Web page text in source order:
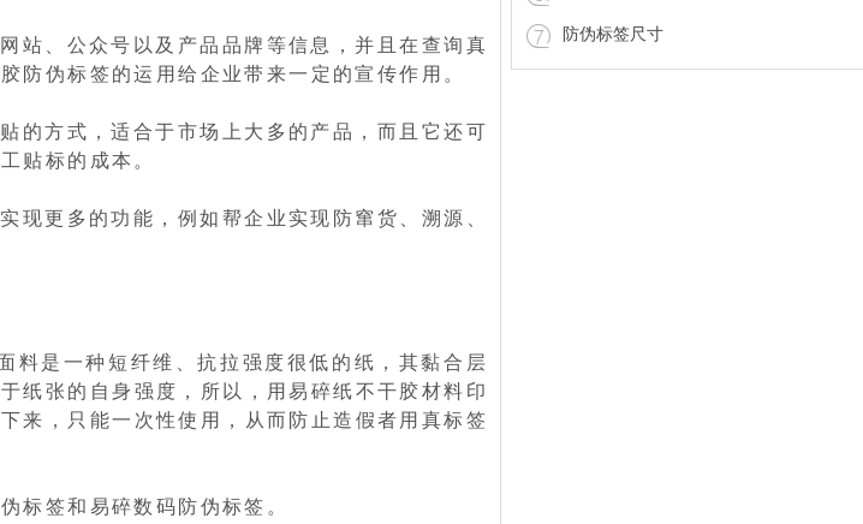
、公众号以及产品品牌等信息，并且在查询真
防伪标签的运用给企业带来一定的宣传作用。
方式，适合于市场上大多的产品，而且它还可
贴标的成本。
更多的功能，例如帮企业实现防窜货、溯源、
料是一种短纤维、抗拉强度很低的纸，其黏合层
纸张的自身强度，所以，用易碎纸不干胶材料印
来，只能一次性使用，从而防止造假者用真标签
标签和易碎数码防伪标签。
防伪标签尺寸